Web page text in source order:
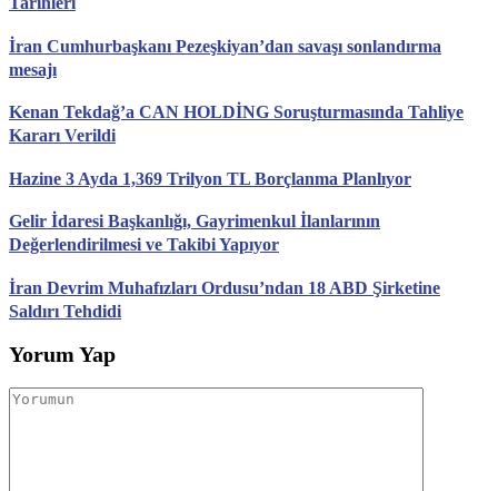
İran Cumhurbaşkanı Pezeşkiyan’dan savaşı sonlandırma
mesajı
Kenan Tekdağ’a CAN HOLDİNG Soruşturmasında Tahliye
Kararı Verildi
Hazine 3 Ayda 1,369 Trilyon TL Borçlanma Planlıyor
Gelir İdaresi Başkanlığı, Gayrimenkul İlanlarının
Değerlendirilmesi ve Takibi Yapıyor
İran Devrim Muhafızları Ordusu’ndan 18 ABD Şirketine
Saldırı Tehdidi
Yorum Yap